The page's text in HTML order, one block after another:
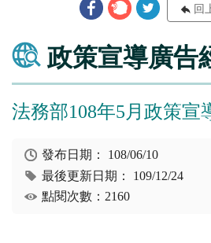
回
政策宣導廣告
法務部108年5月政策宣
發布日期： 108/06/10
最後更新日期： 109/12/24
點閱次數：2160